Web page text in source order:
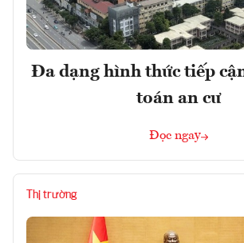
Đa dạng hình thức tiếp
toán an cư
Đọc ngay
Thị trường